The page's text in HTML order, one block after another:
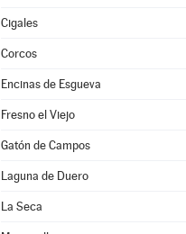
Cigales
Corcos
Encinas de Esgueva
Fresno el Viejo
Gatón de Campos
Laguna de Duero
La Seca